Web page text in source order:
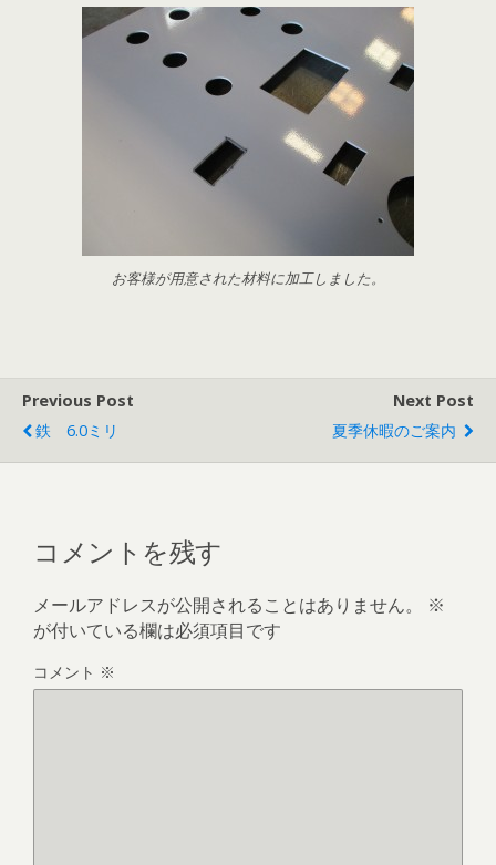
お客様が用意された材料に加工しました。
Previous Post
鉄 6.0ミリ
Next Post
夏季休暇のご案内
コメントを残す
メールアドレスが公開されることはありません。
※
が付いている欄は必須項目です
コメント ※